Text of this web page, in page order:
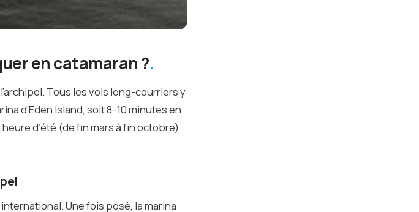
en catamaran ?
Tous les vols long-courriers y
d’Eden Island, soit 8-10 minutes en
d’été (de fin mars à fin octobre)
Une fois posé, la marina